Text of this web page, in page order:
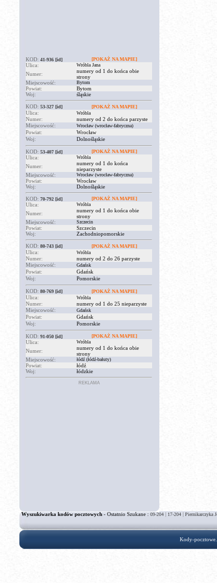
KOD: 41-936 [id] [POKAŻ NA MAPIE]
Ulica: Wróbla Jana
Numer:
numery od 1 do końca obie
strony
Miejscowość:
Bytom
Powiat:
Bytom
Woj:
śląskie
KOD: 53-327 [id] [POKAŻ NA MAPIE]
Ulica: Wróbla
Numer:
numery od 2 do końca parzyste
Miejscowość:
Wrocław (wrocław-fabryczna)
Powiat:
Wrocław
Woj:
Dolnośląskie
KOD: 53-407 [id] [POKAŻ NA MAPIE]
Ulica: Wróbla
Numer:
numery od 1 do końca
nieparzyste
Miejscowość:
Wrocław (wrocław-fabryczna)
Powiat:
Wrocław
Woj:
Dolnośląskie
KOD: 70-792 [id] [POKAŻ NA MAPIE]
Ulica: Wróbla
Numer:
numery od 1 do końca obie
strony
Miejscowość:
Szczecin
Powiat:
Szczecin
Woj:
Zachodniopomorskie
KOD: 80-743 [id] [POKAŻ NA MAPIE]
Ulica: Wróbla
Numer:
numery od 2 do 26 parzyste
Miejscowość:
Gdańsk
Powiat:
Gdańsk
Woj:
Pomorskie
KOD: 80-769 [id] [POKAŻ NA MAPIE]
Ulica: Wróbla
Numer:
numery od 1 do 25 nieparzyste
Miejscowość:
Gdańsk
Powiat:
Gdańsk
Woj:
Pomorskie
KOD: 91-050 [id] [POKAŻ NA MAPIE]
Ulica: Wróbla
Numer:
numery od 1 do końca obie
strony
Miejscowość:
łódź (łódź-bałuty)
Powiat:
łódź
Woj:
łódzkie
REKLAMA
Wyszukiwarka kodów pocztowych- Ostatnio Szukane :09-204 | 17-204 | Piernikarczyka
Kody-